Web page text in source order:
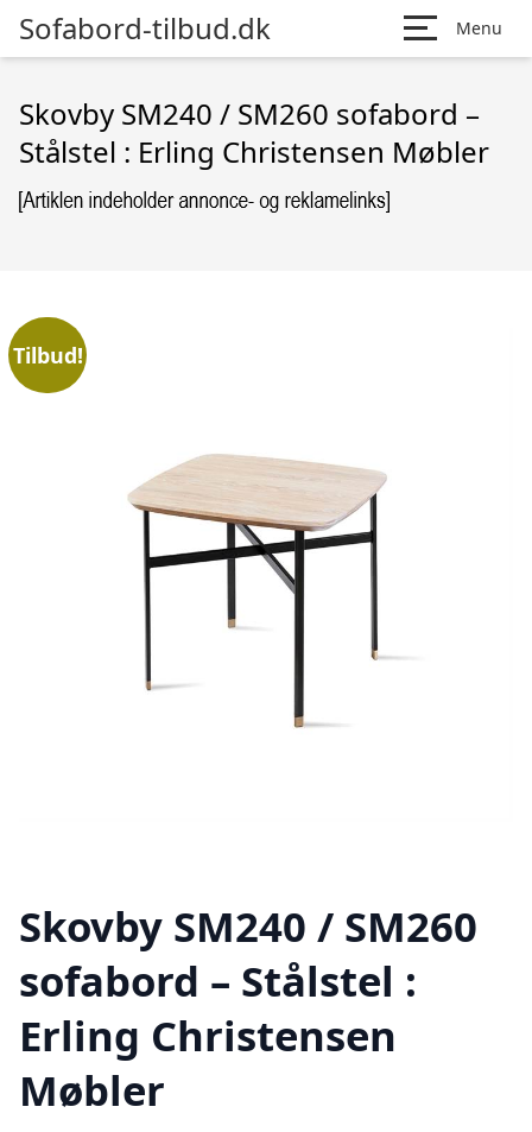
Sofabord-tilbud.dk Menu
Skovby SM240 / SM260 sofabord –
Stålstel : Erling Christensen Møbler
Tilbud!
Skovby SM240 / SM260
sofabord – Stålstel :
Erling Christensen
Møbler